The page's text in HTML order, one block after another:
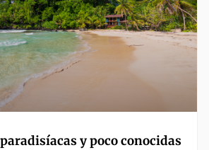
y poco conocidas